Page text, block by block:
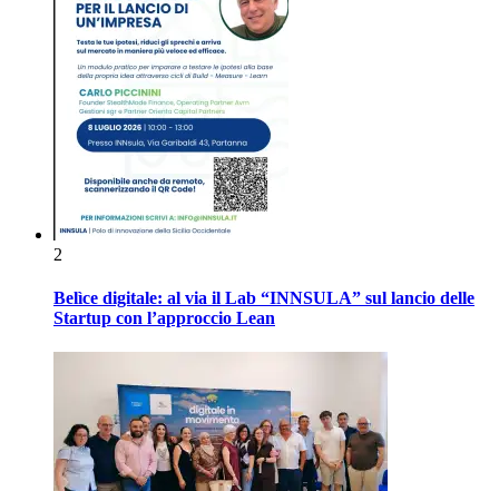
2
Belìce digitale: al via il Lab “INNSULA” sul lancio delle
Startup con l’approccio Lean